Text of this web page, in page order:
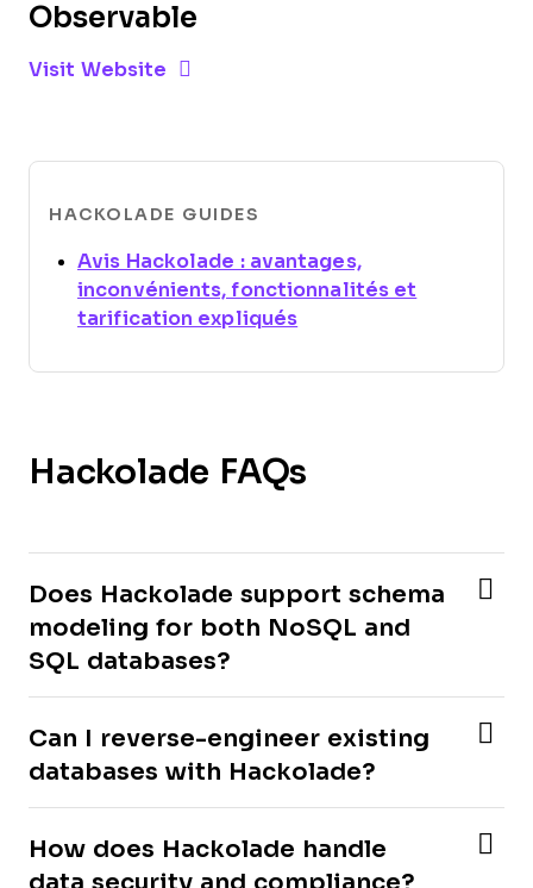
Observable
Visit Website Opens New Window
HACKOLADE GUIDES
Avis Hackolade : avantages,
inconvénients, fonctionnalités et
tarification expliquésOpens new window
Hackolade FAQs
Does Hackolade support schema
modeling for both NoSQL and
SQL databases?
Can I reverse-engineer existing
databases with Hackolade?
How does Hackolade handle
data security and compliance?